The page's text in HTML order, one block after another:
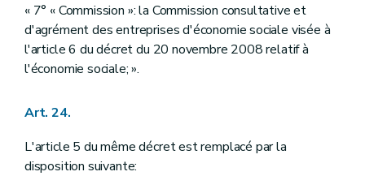
« 7° « Commission »: la Commission consultative et
d'agrément des entreprises d'économie sociale visée à
l'article 6 du décret du 20 novembre 2008 relatif à
l'économie sociale; ».
Art. 24.
L'article 5 du même décret est remplacé par la
disposition suivante: